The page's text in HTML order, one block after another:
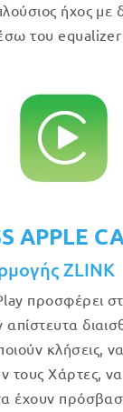
ήχος με
του equalizer
APPLE
ZLINK
προσφέρει
κλήσεις, να
τους Χάρτες,
έχουν